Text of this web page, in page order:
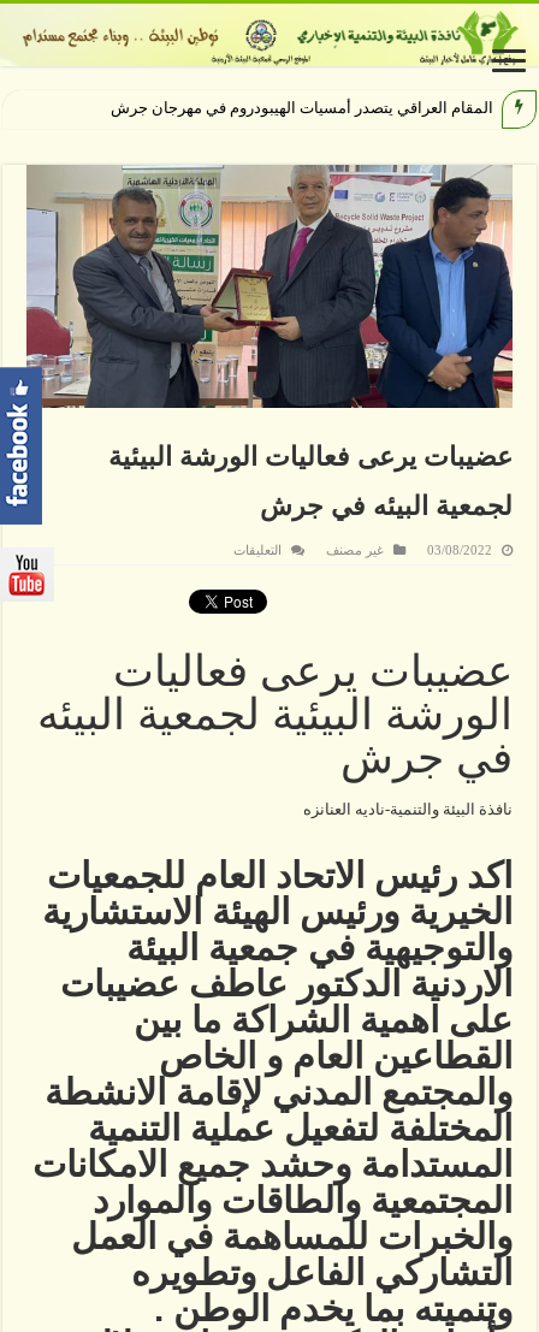
مهرجان جرش يختتم
عضيبات يرعى فعاليات الورشة البيئية
لجمعية البيئه في جرش
03/08/2022 غير مصنف التعليقات
فعاليات
الورشة
في
جرش
عضيبات يرعى فعاليات
الورشة البيئية لجمعية البيئه
في جرش
نافذة البيئة والتنمية-ناديه العنانزه
اكد رئيس الاتحاد العام للجمعيات
الخيرية ورئيس الهيئة الاستشارية
والتوجيهية في جمعية البيئة
الاردنية الدكتور عاطف عضيبات
على اهمية الشراكة ما بين
القطاعين العام و الخاص
والمجتمع المدني لإقامة الانشطة
المختلفة لتفعيل عملية التنمية
المستدامة وحشد جميع الامكانات
المجتمعية والطاقات والموارد
والخبرات للمساهمة في العمل
التشاركي الفاعل وتطويره
وتنميته بما يخدم الوطن .